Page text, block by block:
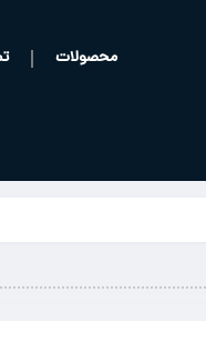
محصولات